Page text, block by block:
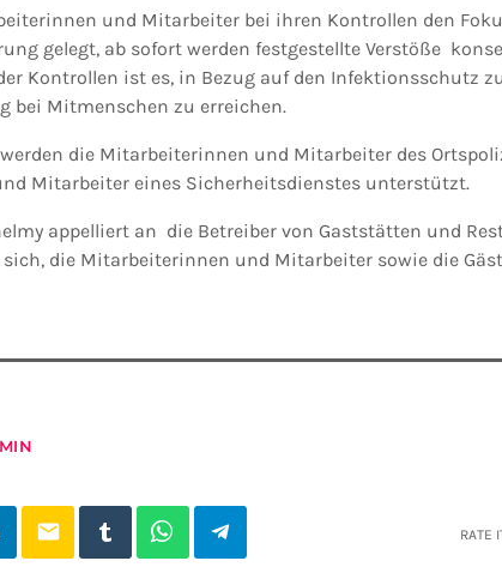
und Mitarbeiter bei ihren Kontrollen den
gelegt, ab sofort werden festgestellte Verstöße
Kontrollen ist es, in Bezug auf den Infektionsschutz
bei Mitmenschen zu erreichen.
die Mitarbeiterinnen und Mitarbeiter des
Mitarbeiter eines Sicherheitsdienstes unterstützt.
appelliert an die Betreiber von Gaststätten und
die Mitarbeiterinnen und Mitarbeiter sowie die
email RATE